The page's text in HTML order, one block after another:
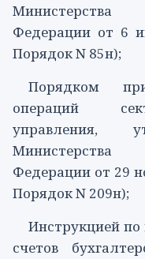
Федерации от 6
Порядок N 85н);
Порядком
операций
управления,
Федерации от 29
Порядок N 209н);
Инструкциейпо
счетов